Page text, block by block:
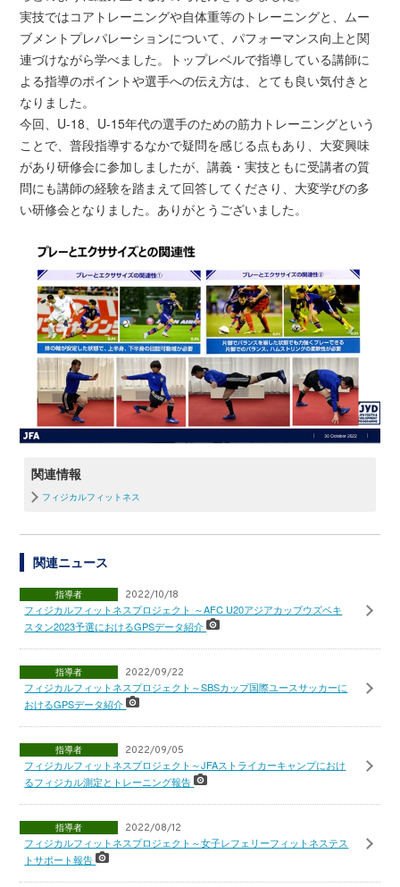
実技ではコアトレーニングや自体重等のトレーニングと、ムー
ブメントプレパレーションについて、パフォーマンス向上と関
連づけながら学べました。トップレベルで指導している講師に
よる指導のポイントや選手への伝え方は、とても良い気付きと
なりました。
今回、U-18、U-15年代の選手のための筋力トレーニングという
ことで、普段指導するなかで疑問を感じる点もあり、大変興味
があり研修会に参加しましたが、講義・実技ともに受講者の質
問にも講師の経験を踏まえて回答してくださり、大変学びの多
い研修会となりました。ありがとうございました。
関連情報
フィジカルフィットネス
関連ニュース
指導者 2022/10/18
フィジカルフィットネスプロジェクト ～AFC U20アジアカップウズベキ
スタン2023予選におけるGPSデータ紹介
指導者 2022/09/22
フィジカルフィットネスプロジェクト～SBSカップ国際ユースサッカーに
おけるGPSデータ紹介
指導者 2022/09/05
フィジカルフィットネスプロジェクト～JFAストライカーキャンプにおけ
るフィジカル測定とトレーニング報告
指導者 2022/08/12
フィジカルフィットネスプロジェクト～女子レフェリーフィットネステス
トサポート報告